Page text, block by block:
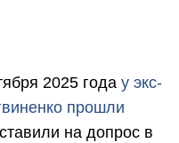
2025 года у экс-
прошли
на допрос в